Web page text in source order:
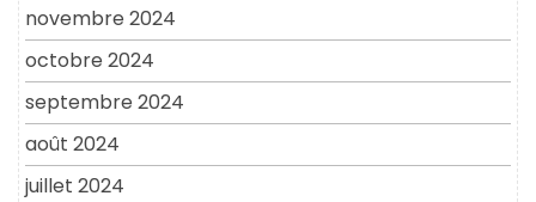
novembre 2024
octobre 2024
septembre 2024
août 2024
juillet 2024